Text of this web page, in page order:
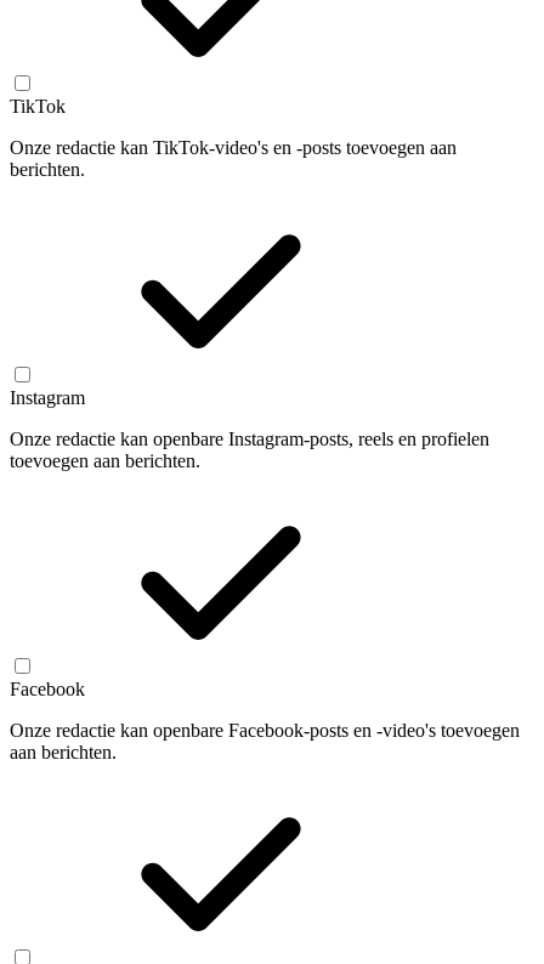
TikTok
Onze redactie kan TikTok-video's en -posts toevoegen aan
berichten.
Instagram
Onze redactie kan openbare Instagram-posts, reels en profielen
toevoegen aan berichten.
Facebook
Onze redactie kan openbare Facebook-posts en -video's toevoegen
aan berichten.